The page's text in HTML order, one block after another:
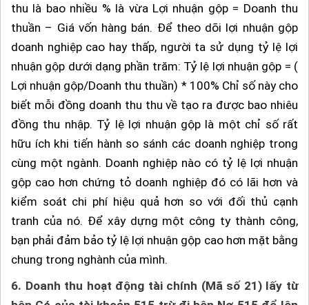
thu là bao nhiều % là vừa Lợi nhuận gộp = Doanh thu
thuần – Giá vốn hàng bán. Để theo dõi lợi nhuận gộp
doanh nghiệp cao hay thấp, người ta sử dụng tỷ lệ lợi
nhuận gộp dưới dạng phần trăm: Tỷ lệ lợi nhuận gộp = (
Lợi nhuận gộp/Doanh thu thuần) * 100% Chỉ số này cho
biết mỗi đồng doanh thu thu về tạo ra được bao nhiêu
đồng thu nhập. Tỷ lệ lợi nhuận gộp là một chỉ số rất
hữu ích khi tiến hành so sánh các doanh nghiệp trong
cùng một ngành. Doanh nghiệp nào có tỷ lệ lợi nhuận
gộp cao hơn chứng tỏ doanh nghiệp đó có lãi hơn và
kiểm soát chi phí hiệu quả hơn so với đối thủ cạnh
tranh của nó. Để xây dựng một công ty thành công,
bạn phải đảm bảo tỷ lệ lợi nhuận gộp cao hơn mặt bằng
chung trong nghành của mình.
6. Doanh thu hoạt động tài chính (Mã số 21) lấy từ